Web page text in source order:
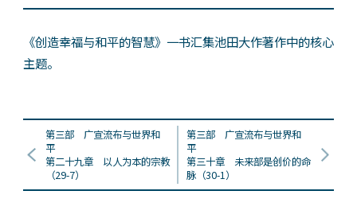
《创造幸福与和平的智慧》一书汇集池田大作著作中的核心
主题。
第三部 广宣流布与世界和
平
第二十九章 以人为本的宗教
（29-7）
第三部 广宣流布与世界和
平
第三十章 未来部是创价的命
脉（30-1）